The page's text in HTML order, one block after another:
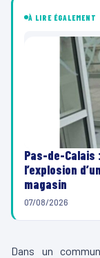
À LIRE ÉGALEMENT
Pas-de-
l’explosion
magasin
07/08/2026
Dans un